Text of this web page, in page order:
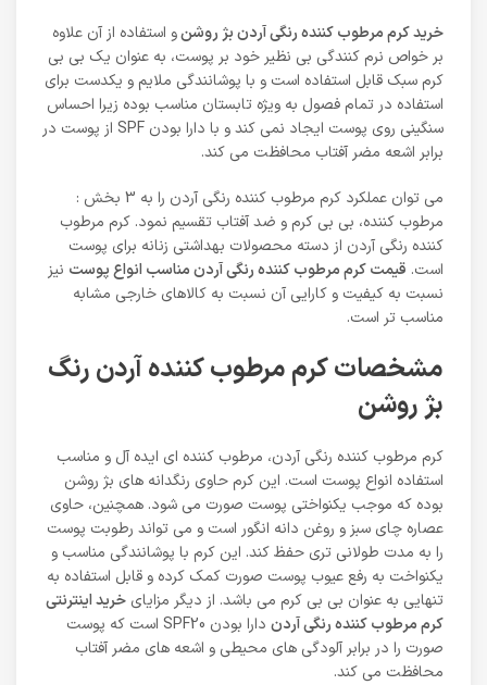
خرید کرم مرطوب کننده رنگی آردن بژ روشنو استفاده از آن علاوه
بر خواص نرم کنندگی بی نظیر خود بر پوست، به عنوان یک بی بی
کرم سبک قابل استفاده است و با پوشانندگی ملایم و یکدست برای
استفاده در تمام فصول به ویژه تابستان مناسب بوده زیرا احساس
سنگینی روی پوست ایجاد نمی کند و با دارا بودن SPF از پوست در
برابر اشعه مضر آفتاب محافظت می کند.
می توان عملکرد کرم مرطوب کننده رنگی آردن را به 3 بخش :
مرطوب کننده، بی بی کرم و ضد آفتاب تقسیم نمود. کرم مرطوب
کننده رنگی آردن از دسته محصولات بهداشتی زنانه برای پوست
است. قیمت کرم مرطوب کننده رنگی آردن مناسب انواع پوست نیز
نسبت به کیفیت و کارایی آن نسبت به کالاهای خارجی مشابه
مناسب تر است.
مشخصات کرم مرطوب کننده آردن رنگ
بژ روشن
کرم مرطوب کننده رنگی آردن، مرطوب کننده ای ایده آل و مناسب
استفاده انواع پوست است. این کرم حاوی رنگدانه های بژ روشن
بوده که موجب یکنواختی پوست صورت می شود. همچنین، حاوی
عصاره چای سبز و روغن دانه انگور است و می تواند رطوبت پوست
را به مدت طولانی تری حفظ کند. این کرم با پوشانندگی مناسب و
یکنواخت به رفع عیوب پوست صورت کمک کرده و قابل استفاده به
تنهایی به عنوان بی بی کرم می باشد. از دیگر مزایای خرید اینترنتی
کرم مرطوب کننده رنگی آردن
دارا بودن SPF20 است که پوست
صورت را در برابر آلودگی های محیطی و اشعه های مضر آفتاب
محافظت می کند.